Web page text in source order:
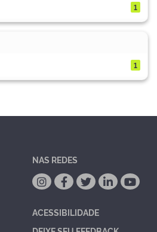
1
1
NAS REDES
ACESSIBILIDADE